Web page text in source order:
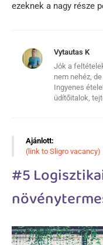
ezeknek a nagy része
Vytautas K
Jók a
nem nehéz,
Ingyenes
üdítőitalok,
Ajánlott:
(link to Sligro vacancy)
#5